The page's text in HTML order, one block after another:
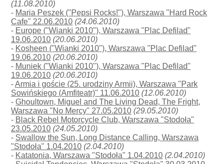
(11.08.2010)
- Maria Peszek ("Pepsi Rocks!"), Warszawa "Hard Rock
Cafe" 22.06.2010 (24.06.2010)
- Europe ("Wianki 2010"), Warszawa "Plac Defilad"
19.06.2010 (20.06.2010)
- Kosheen ("Wianki 2010"), Warszawa "Plac Defilad"
19.06.2010 (20.06.2010)
- Muniek ("Wianki 2010"), Warszawa "Plac Defilad"
19.06.2010 (20.06.2010)
-Armia i goście (25. urodziny Armii), Warszawa "Park
Sowińskiego (Amfiteatr)" 11.06.2010 (12.06.2010)
-Ghoultown, Miguel and The Living Dead, The Fright,
Warszawa "No Mercy" 27.05.2010 (29.05.2010)
- Black Rebel Motorcycle Club, Warszawa "Stodoła"
23.05.2010 (24.05.2010)
- Swallow the Sun, Long Distance Calling, Warszawa
"Stodoła" 1.04.2010 (2.04.2010)
- Katatonia, Warszawa "Stodoła" 1.04.2010 (2.04.2010)